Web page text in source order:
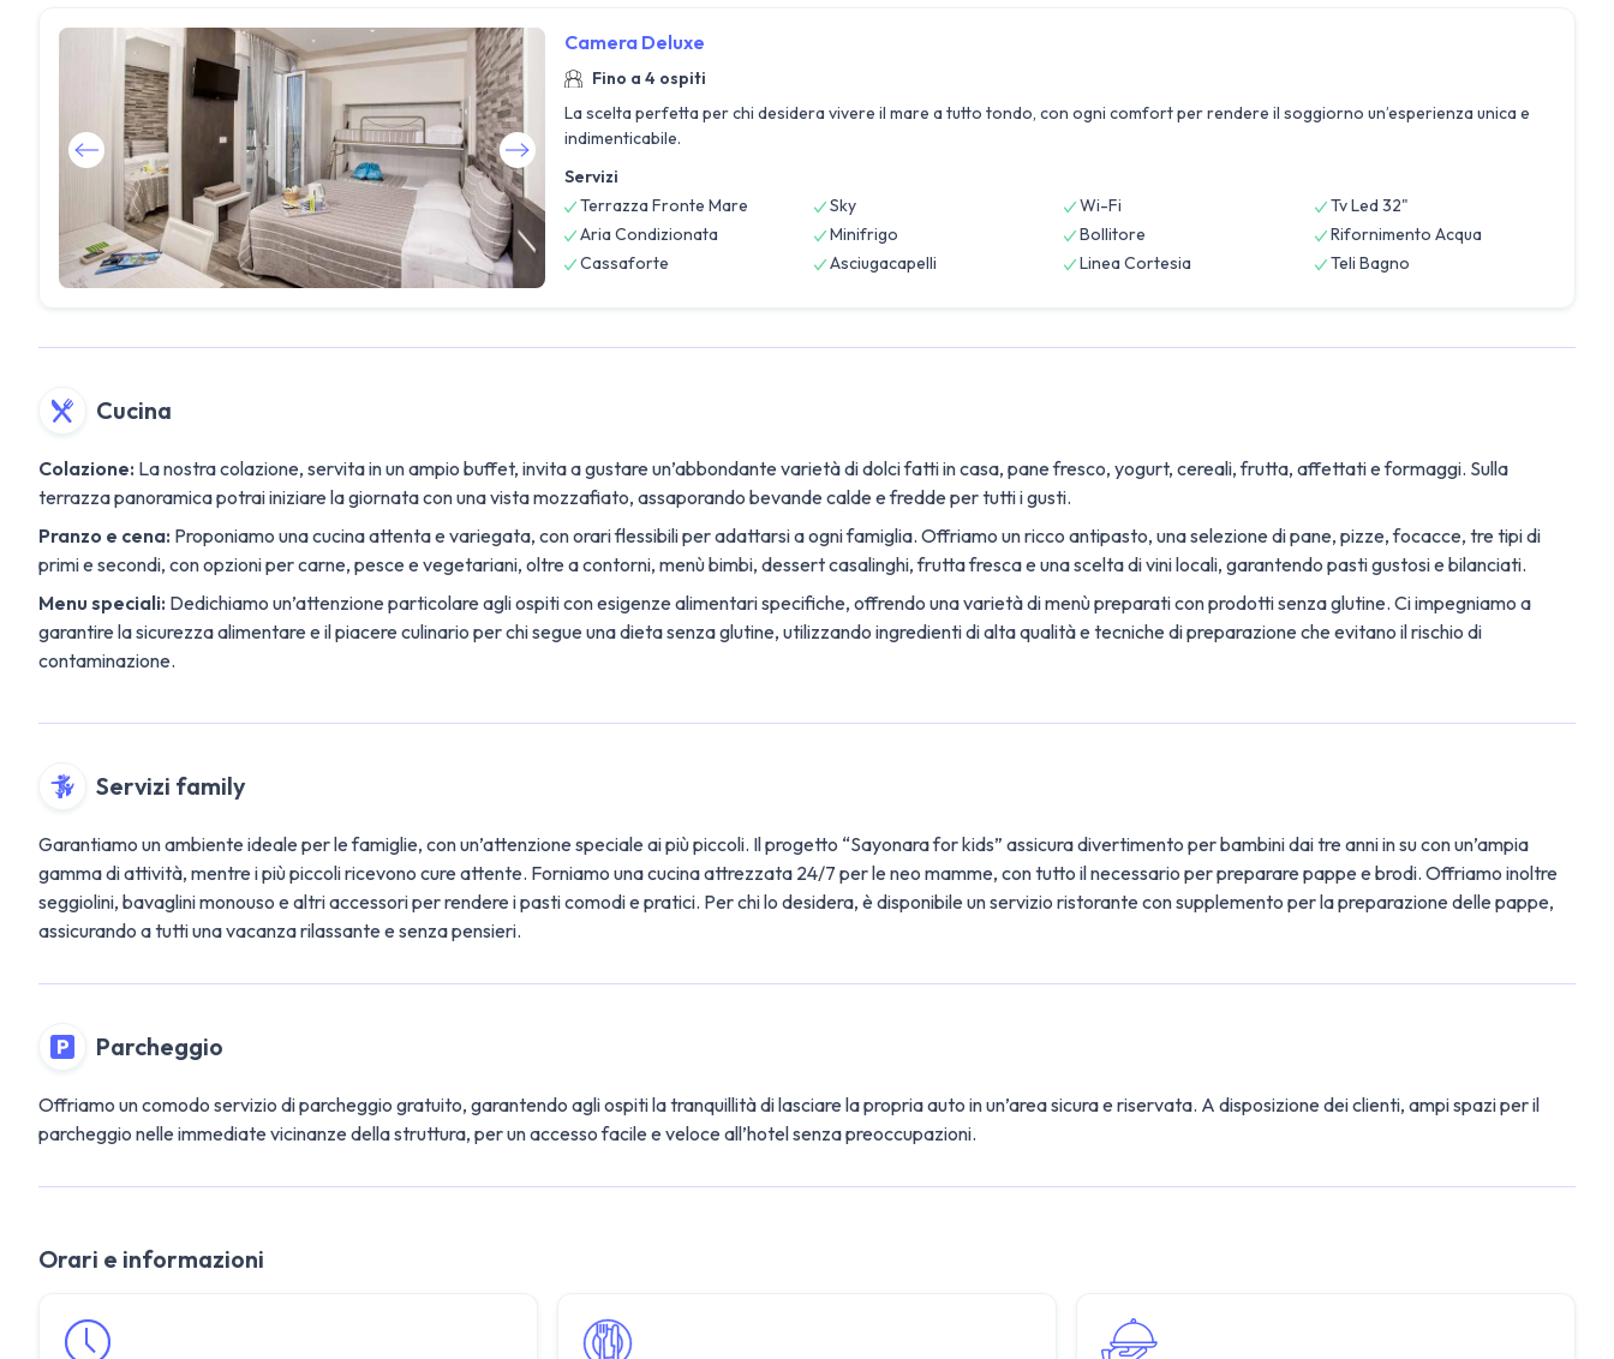
Camera Deluxe
Fino a 4 ospiti
La scelta perfetta per chi desidera vivere il mare a tutto tondo, con ogni comfort per rendere il soggiorno un’esperienza unica e
indimenticabile.
Servizi
Terrazza Fronte Mare
Sky Wi-Fi
Tv Led 32"
Aria Condizionata
Minifrigo Bollitore
Rifornimento Acqua
Cassaforte
Asciugacapelli Linea Cortesia Teli Bagno
Cucina
Colazione: La nostra colazione, servita in un ampio buffet, invita a gustare un’abbondante varietà di dolci fatti in casa, pane fresco, yogurt, cereali, frutta, affettati e formaggi. Sulla
terrazza panoramica potrai iniziare la giornata con una vista mozzafiato, assaporando bevande calde e fredde per tutti i gusti.
Pranzo e cena: Proponiamo una cucina attenta e variegata, con orari flessibili per adattarsi a ogni famiglia. Offriamo un ricco antipasto, una selezione di pane, pizze, focacce, tre tipi di
primi e secondi, con opzioni per carne, pesce e vegetariani, oltre a contorni, menù bimbi, dessert casalinghi, frutta fresca e una scelta di vini locali, garantendo pasti gustosi e bilanciati.
Menu speciali: Dedichiamo un’attenzione particolare agli ospiti con esigenze alimentari specifiche, offrendo una varietà di menù preparati con prodotti senza glutine. Ci impegniamo a
garantire la sicurezza alimentare e il piacere culinario per chi segue una dieta senza glutine, utilizzando ingredienti di alta qualità e tecniche di preparazione che evitano il rischio di
contaminazione.
Servizi family
Garantiamo un ambiente ideale per le famiglie, con un’attenzione speciale ai più piccoli. Il progetto “Sayonara for kids” assicura divertimento per bambini dai tre anni in su con un’ampia
gamma di attività, mentre i più piccoli ricevono cure attente. Forniamo una cucina attrezzata 24/7 per le neo mamme, con tutto il necessario per preparare pappe e brodi. Offriamo inoltre
seggiolini, bavaglini monouso e altri accessori per rendere i pasti comodi e pratici. Per chi lo desidera, è disponibile un servizio ristorante con supplemento per la preparazione delle pappe,
assicurando a tutti una vacanza rilassante e senza pensieri.
Parcheggio
Offriamo un comodo servizio di parcheggio gratuito, garantendo agli ospiti la tranquillità di lasciare la propria auto in un’area sicura e riservata. A disposizione dei clienti, ampi spazi per il
parcheggio nelle immediate vicinanze della struttura, per un accesso facile e veloce all’hotel senza preoccupazioni.
Orari e informazioni